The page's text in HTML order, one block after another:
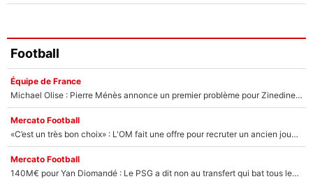
Football
Équipe de France
Michael Olise : Pierre Ménès annonce un premier problème pour Zinedine Zidane en équipe de France
Mercato Football
«C’est un très bon choix» : L'OM fait une offre pour recruter un ancien joueur du PSG... et c'est validé dans l'After Foot !
Mercato Football
140M€ pour Yan Diomandé : Le PSG a dit non au transfert qui bat tous les records sur le mercato